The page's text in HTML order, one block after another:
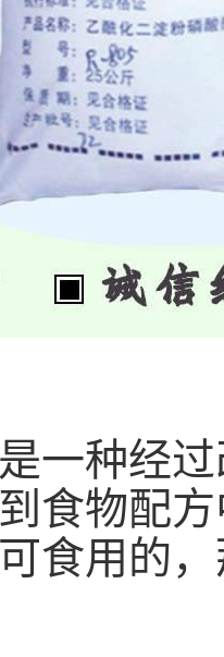
一种经
食物配
食用的